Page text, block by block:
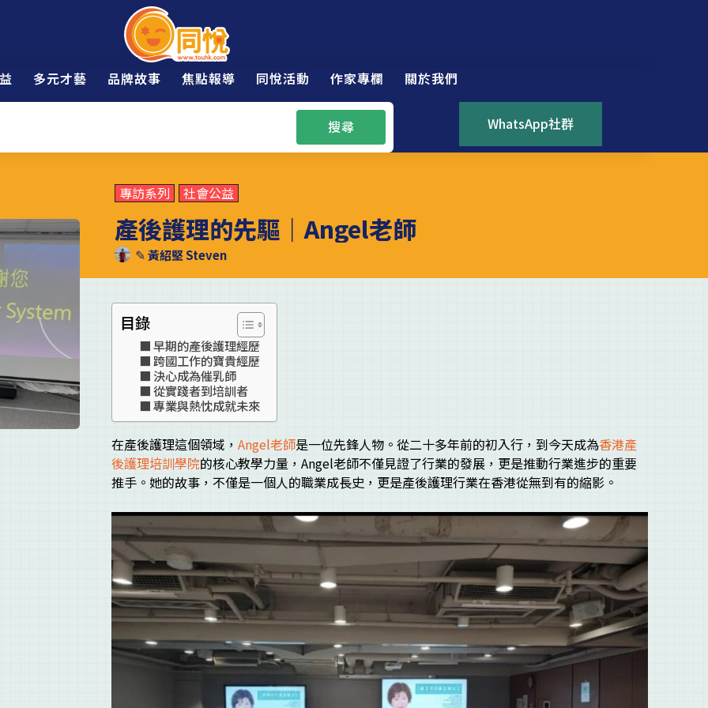
多元才藝 品牌故事 焦點報導 同悅活動 作家專欄 關於我們
搜尋 WhatsApp社群
專訪系列 社會公益
產後護理的先驅｜Angel老師
✎黃紹堅 Steven
目錄
早期的產後護理經歷
跨國工作的寶貴經歷
決心成為催乳師
從實踐者到培訓者
專業與熱忱成就未來
在產後護理這個領域，Angel老師是一位先鋒人物。從二十多年前的初入行，到今天成為香港產
後護理培訓學院的核心教學力量，Angel老師不僅見證了行業的發展，更是推動行業進步的重要
推手。她的故事，不僅是一個人的職業成長史，更是產後護理行業在香港從無到有的縮影。